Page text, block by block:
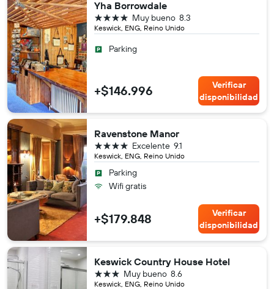
Yha Borrowdale
Keswick, ENG, Reino Unido
8.3
Muy bueno
4 estrellas
Parking
+$146.996
Verificar
disponibilidad
Ravenstone Manor
Keswick, ENG, Reino Unido
9.1
Excelente
4 estrellas
Parking
Wifi gratis
+$179.848
Verificar
disponibilidad
Keswick Country House Hotel
Keswick, ENG, Reino Unido
8.6
Muy bueno
3 estrellas